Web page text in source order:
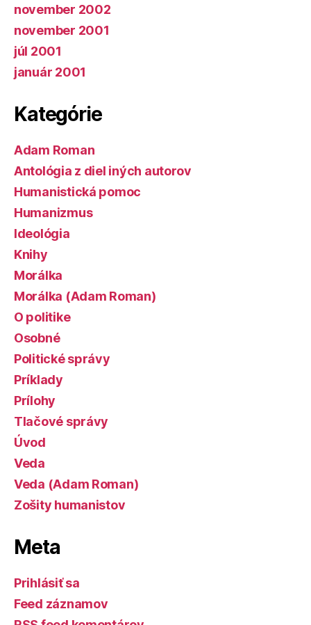
november 2002
november 2001
júl 2001
január 2001
Kategórie
Adam Roman
Antológia z diel iných autorov
Humanistická pomoc
Humanizmus
Ideológia
Knihy
Morálka
Morálka (Adam Roman)
O politike
Osobné
Politické správy
Príklady
Prílohy
Tlačové správy
Úvod
Veda
Veda (Adam Roman)
Zošity humanistov
Meta
Prihlásiť sa
Feed záznamov